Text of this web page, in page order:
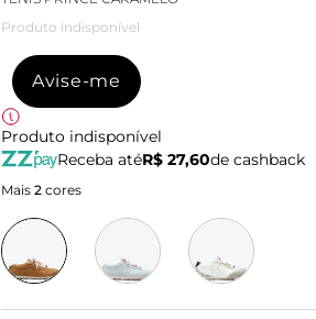
Produto indisponível
Avise-me
Produto indisponível
Receba atéR$ 27,60de cashback
Mais 2 cores